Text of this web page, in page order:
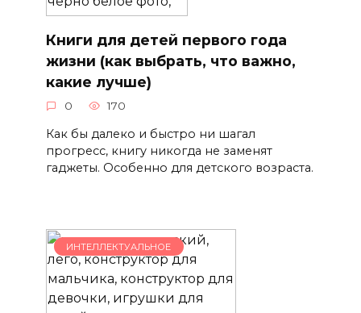
Книги для детей первого года
жизни (как выбрать, что важно,
какие лучше)
0 170
Как бы далеко и быстро ни шагал
прогресс, книгу никогда не заменят
гаджеты. Особенно для детского возраста.
ИНТЕЛЛЕКТУАЛЬНОЕ